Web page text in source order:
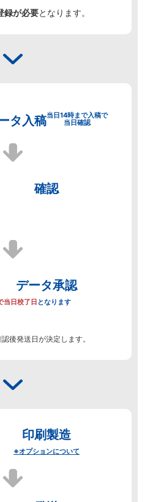
録が必要となります。
タ入稿当日14時まで入稿で
当日確認
確認
データ承認
日校了日 となります
後発送日が決定します。
印刷製造
※オプションについて